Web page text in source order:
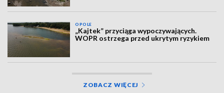
OPOLE
„Kajtek” przyciąga wypoczywających.
WOPR ostrzega przed ukrytym ryzykiem
ZOBACZ WIĘCEJ